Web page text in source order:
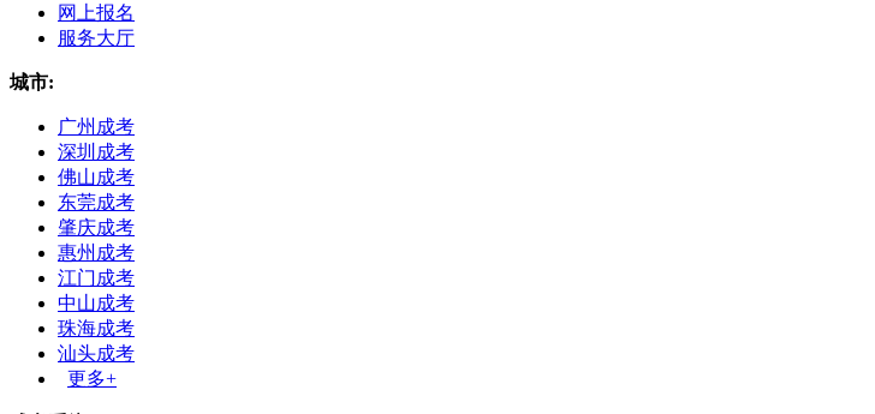
网上报名
服务大厅
城市:
广州成考
深圳成考
佛山成考
东莞成考
肇庆成考
惠州成考
江门成考
中山成考
珠海成考
汕头成考
更多+